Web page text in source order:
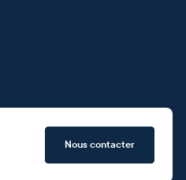
Nous contacter